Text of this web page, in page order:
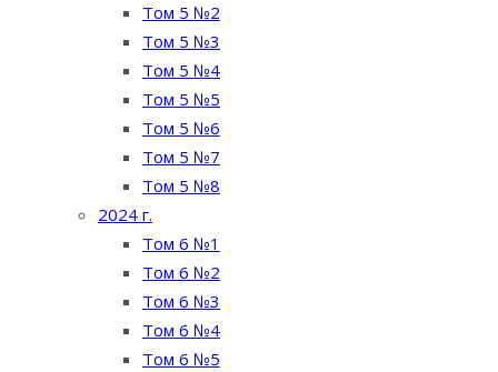
Том 5 №2
Том 5 №3
Том 5 №4
Том 5 №5
Том 5 №6
Том 5 №7
Том 5 №8
2024 г.
Том 6 №1
Том 6 №2
Том 6 №3
Том 6 №4
Том 6 №5